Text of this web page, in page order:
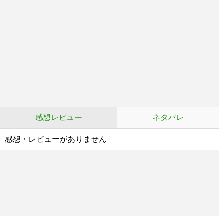
感想レビュー ネタバレ
感想・レビューがありません